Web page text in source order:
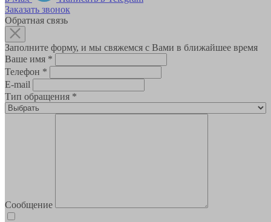
Заказать звонок
Обратная связь
Заполните форму, и мы свяжемся с Вами в ближайшее время
Ваше имя *
Телефон *
E-mail
Тип обращения *
Сообщение